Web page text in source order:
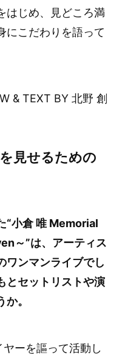
はじめ、見どころ満
にこだわりを語って
& TEXT BY 北野 創
見せるための
小倉 唯 Memorial
～”は、アーティス
ワンマンライブでし
とセットリストや演
。
ーを謳って活動し